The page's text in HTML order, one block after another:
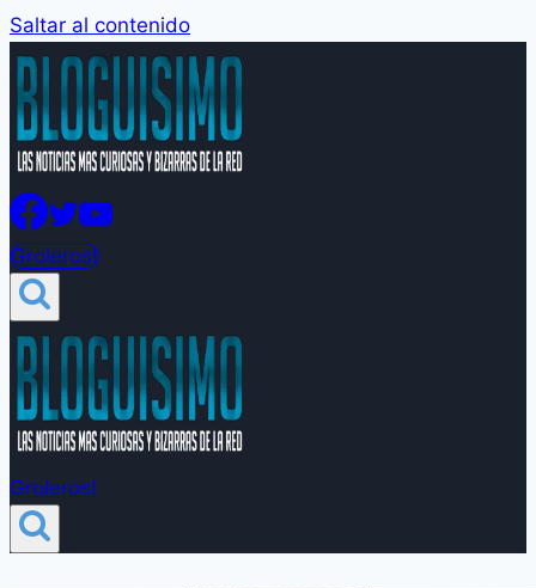
Saltar al contenido
Groleros!
Groleros!